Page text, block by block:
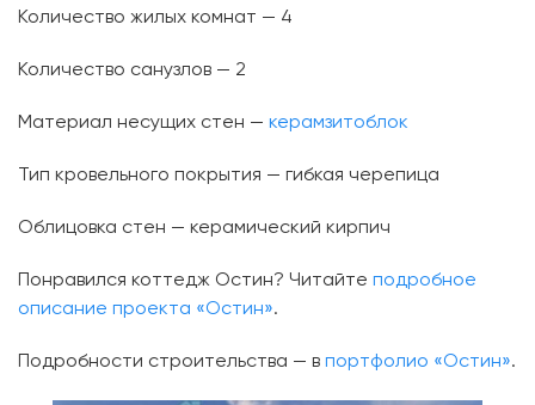
Количество жилых комнат — 4
Количество санузлов — 2
Материал несущих стен — керамзитоблок
Тип кровельного покрытия — гибкая черепица
Облицовка стен — керамический кирпич
Понравился коттедж Остин? Читайте подробное
описание проекта «Остин».
Подробности строительства — в портфолио «Остин».